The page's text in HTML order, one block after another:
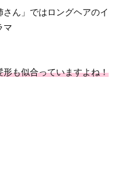
さん」ではロングヘアのイ
マ
も似合っていますよね！